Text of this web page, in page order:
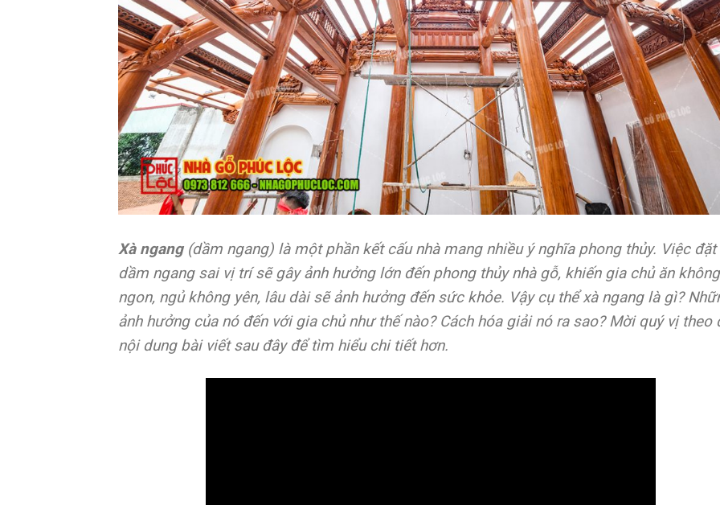
Xà ngang(dầm ngang) là một phần kết cấu nhà mang nhiều ý nghĩa phong thủy. Việc đặt
dầm ngang sai vị trí sẽ gây ảnh hưởng lớn đến phong thủy nhà gỗ, khiến gia chủ ăn không
ngon, ngủ không yên, lâu dài sẽ ảnh hưởng đến sức khỏe. Vậy cụ thể xà ngang là gì?
ảnh hưởng của nó đến với gia chủ như thế nào? Cách hóa giải nó ra sao? Mời quý vị theo
nội dung bài viết sau đây để tìm hiểu chi tiết hơn.